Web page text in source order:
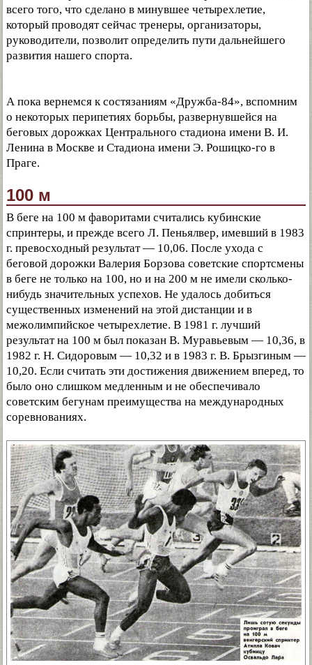
всего того, что сделано в минувшее четырехлетие,
который проводят сейчас тренеры, организаторы,
руководители, позволит определить пути дальнейшего
развития нашего спорта.
А пока вернемся к состязаниям «Дружба-84», вспомним
о некоторых перипетиях борьбы, развернувшейся на
беговых дорожках Центрального стадиона имени В. И.
Ленина в Москве и Стадиона имени Э. Рошицко-го в
Праге.
100 м
В беге на 100 м фаворитами считались кубинские
спринтеры, и прежде всего Л. Пеньялвер, имевший в 1983
г. превосходный результат — 10,06. После ухода с
беговой дорожки Валерия Борзова советские спортсмены
в беге не только на 100, но и на 200 м не имели сколько-
нибудь значительных успехов. Не удалось добиться
существенных изменений на этой дистанции и в
межолимпийское четырехлетие. В 1981 г. лучший
результат на 100 м был показан В. Муравьевым — 10,36, в
1982 г. Н. Сидоровым — 10,32 и в 1983 г. В. Брызгиным —
10,20. Если считать эти достижения движением вперед, то
было оно слишком медленным и не обеспечивало
советским бегунам преимущества на международных
соревнованиях.